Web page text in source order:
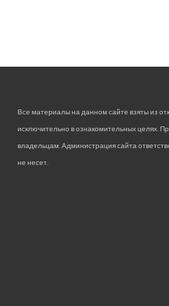
Все материалы на данном сайте взяты из
исключительно в ознакомительных целях.
владельцам. Администрация сайта
не несет.